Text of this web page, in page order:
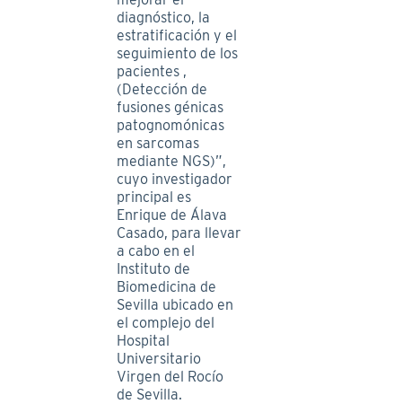
diagnóstico, la
estratificación y el
seguimiento de los
pacientes ,
(Detección de
fusiones génicas
patognomónicas
en sarcomas
mediante NGS)”,
cuyo investigador
principal es
Enrique de Álava
Casado, para llevar
a cabo en el
Instituto de
Biomedicina de
Sevilla ubicado en
el complejo del
Hospital
Universitario
Virgen del Rocío
de Sevilla.